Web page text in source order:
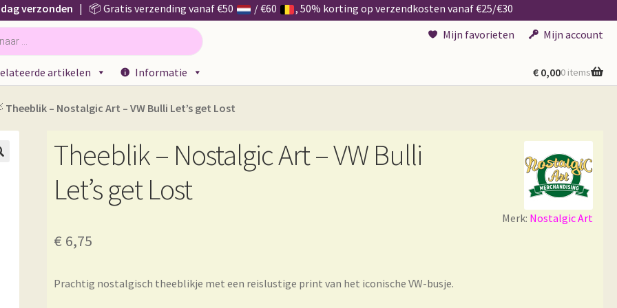
verzonden | 📦 Gratis verzending vanaf €50 / €60
, 50% korting op verzendkosten vanaf €25/€30
Mijn favorieten Mijn account
artikelen Informatie € 0,000 items
Theeblik – Nostalgic Art – VW Bulli Let’s get Lost
Merk: Nostalgic Art
Theeblik – Nostalgic Art – VW Bulli
Let’s get Lost
€ 6,75
Prachtig nostalgisch theeblikje met een reislustige print van het iconische VW-busje.